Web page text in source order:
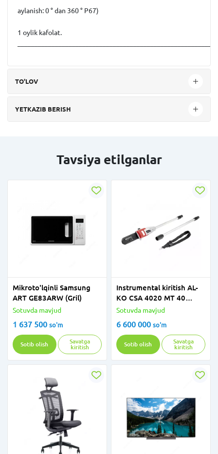
aylanish: 0 ° dan 360 ° P67)
1 oylik kafolat.
TO'LOV
YETKAZIB BERISH
Tavsiya etilganlar
Mikroto'lqinli Samsung
ART GE83ARW (Gril)
Sotuvda mavjud
1 637 500 so'm
Sotib olish
Savatga
kiritish
Instrumental kiritish AL-
KO CSA 4020 MT 40
mulytiinstrument uchun
Sotuvda mavjud
6 600 000 so'm
Sotib olish
Savatga
kiritish